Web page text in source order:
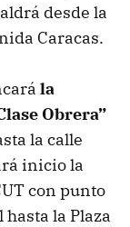
desde la
Caracas.
la
Obrera”
la calle
inicio la
con punto
la Plaza